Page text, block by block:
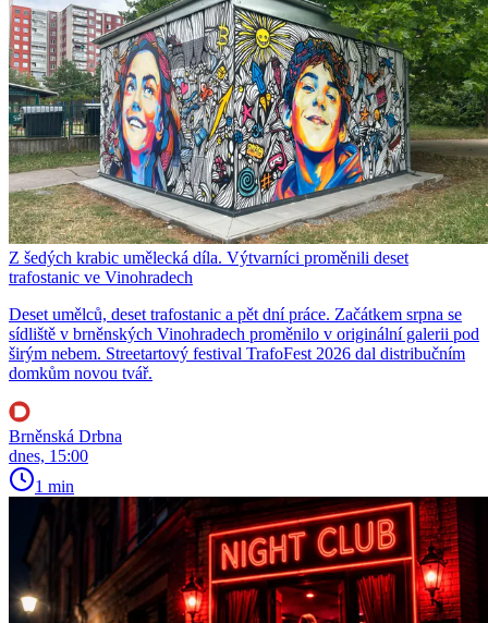
Z šedých krabic umělecká díla. Výtvarníci proměnili deset
trafostanic ve Vinohradech
Deset umělců, deset trafostanic a pět dní práce. Začátkem srpna se
sídliště v brněnských Vinohradech proměnilo v originální galerii pod
širým nebem. Streetartový festival TrafoFest 2026 dal distribučním
domkům novou tvář.
Brněnská Drbna
dnes, 15:00
1 min